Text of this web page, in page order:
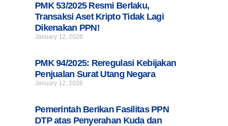
PMK 53/2025 Resmi Berlaku,
Transaksi Aset Kripto Tidak Lagi
Dikenakan PPN!
January 12, 2026
PMK 94/2025: Reregulasi Kebijakan
Penjualan Surat Utang Negara
January 12, 2026
Pemerintah Berikan Fasilitas PPN
DTP atas Penyerahan Kuda dan